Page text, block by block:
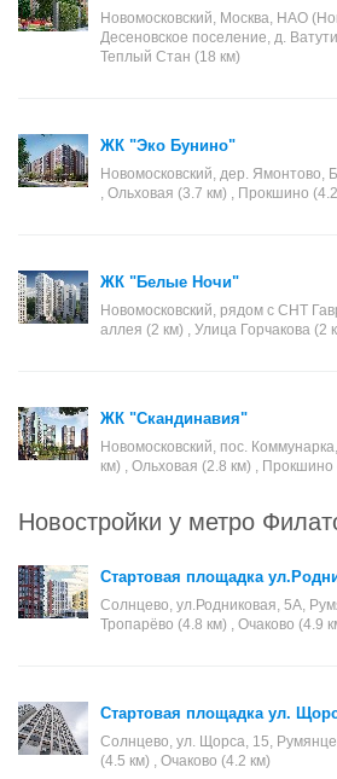
Новомосковский, Москва, НАО
Десеновское поселение, д.
Теплый Стан (18 км)
ЖК "Эко Бунино"
Новомосковский, дер. Ямонтово,
, Ольховая (3.7 км) , Прокшино
ЖК "Белые Ночи"
Новомосковский, рядом с СНТ
аллея (2 км) , Улица Горчакова (2
ЖК "Скандинавия"
Новомосковский, пос.
км) , Ольховая (2.8 км) , Прокшино
Новостройки у метро
Стартовая площадка
Солнцево, ул.Родниковая, 5А,
Тропарёво (4.8 км) , Очаково (4.9
Стартовая площадка ул.
Солнцево, ул. Щорса, 15,
(4.5 км) , Очаково (4.2 км)